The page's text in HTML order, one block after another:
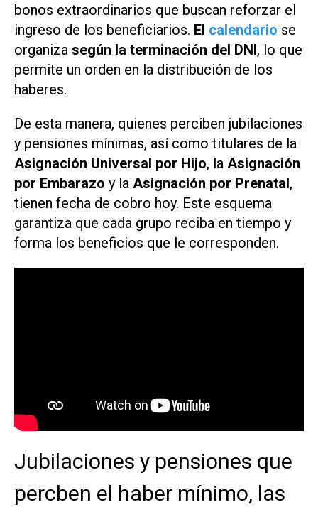
bonos extraordinarios que buscan reforzar el
ingreso de los beneficiarios. El calendario se
organiza según la terminación del DNI, lo que
permite un orden en la distribución de los
haberes.
De esta manera, quienes perciben jubilaciones
y pensiones mínimas, así como titulares de la
Asignación Universal por Hijo, la Asignación
por Embarazo y la Asignación por Prenatal,
tienen fecha de cobro hoy. Este esquema
garantiza que cada grupo reciba en tiempo y
forma los beneficios que le corresponden.​​​​​​
Jubilaciones y pensiones que
percben el haber mínimo, las